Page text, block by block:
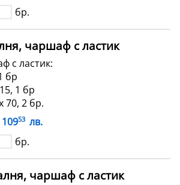
бр.
чаршаф с ластик
с ластик:
бр
1 бр
70, 2 бр.
10953 лв.
бр.
чаршаф с ластик